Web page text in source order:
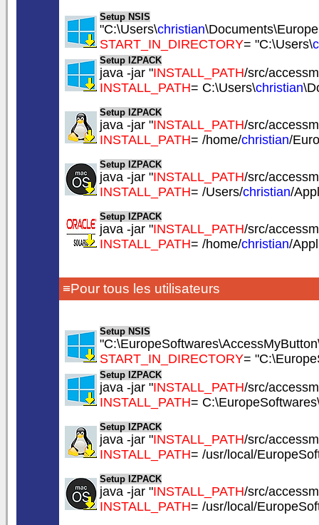
Setup NSIS
"C:\Users\christian
START_IN_DIRECTORY= "C:\Users\
Setup IZPACK
java -jar "INSTALL_PATH/src/
INSTALL_PATH= C:\Users\christian
Setup IZPACK
java -jar "INSTALL_PATH/src/
INSTALL_PATH= /home/christian/
Setup IZPACK
java -jar "INSTALL_PATH/src/
INSTALL_PATH= /Users/christian/
Setup IZPACK
java -jar "INSTALL_PATH/src/
INSTALL_PATH= /home/christian/
≡Pour tous les utilisateurs
Setup NSIS
START_IN_DIRECTORY=
Setup IZPACK
java -jar "INSTALL_PATH/src/
INSTALL_PATH=
Setup IZPACK
java -jar "INSTALL_PATH/src/
INSTALL_PATH= /usr/local/
Setup IZPACK
java -jar "INSTALL_PATH/src/
INSTALL_PATH= /usr/local/